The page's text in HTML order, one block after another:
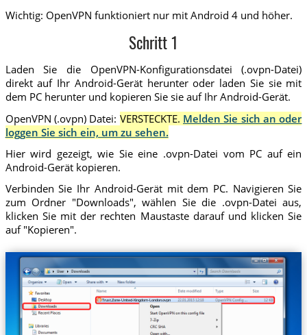
Wichtig: OpenVPN funktioniert nur mit Android 4 und höher.
Schritt 1
Laden Sie die OpenVPN-Konfigurationsdatei (.ovpn-Datei)
direkt auf Ihr Android-Gerät herunter oder laden Sie sie mit
dem PC herunter und kopieren Sie sie auf Ihr Android-Gerät.
OpenVPN (.ovpn) Datei: VERSTECKTE. Melden Sie sich an oder
loggen Sie sich ein, um zu sehen.
Hier wird gezeigt, wie Sie eine .ovpn-Datei vom PC auf ein
Android-Gerät kopieren.
Verbinden Sie Ihr Android-Gerät mit dem PC. Navigieren Sie
zum Ordner "Downloads", wählen Sie die .ovpn-Datei aus,
klicken Sie mit der rechten Maustaste darauf und klicken Sie
auf "Kopieren".
Trust.Zone-United-Kingdom-London.ovpn